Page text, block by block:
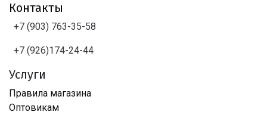
Контакты
+7 (903) 763-35-58
+7 (926)174-24-44
Услуги
Правила магазина
Оптовикам